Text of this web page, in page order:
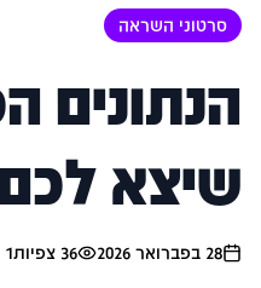
סרטוני השראה
הנתונים
שיצא
28 בפברואר 2026 36 צפיות1